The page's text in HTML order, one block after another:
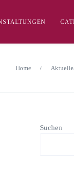
Home /
Suchen